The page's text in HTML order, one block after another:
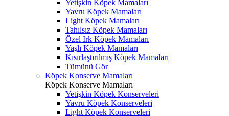
Yetişkin Köpek Mamaları
Yavru Köpek Mamaları
Light Köpek Mamaları
Tahılsız Köpek Mamaları
Özel Irk Köpek Mamaları
Yaşlı Köpek Mamaları
Kısırlaştırılmış Köpek Mamaları
Tümünü Gör
Köpek Konserve Mamaları
Köpek Konserve Mamaları
Yetişkin Köpek Konserveleri
Yavru Köpek Konserveleri
Light Köpek Konserveleri